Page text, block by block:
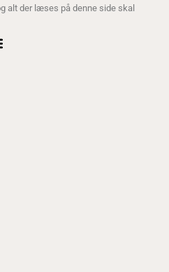
alt der læses på denne side skal